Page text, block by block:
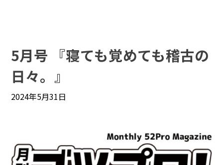
5月号 『寝ても覚めても稽古の
日々。』
2024年5月31日